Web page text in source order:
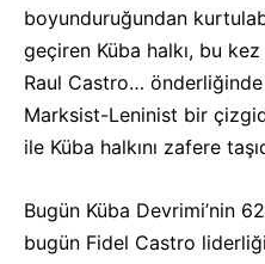
boyunduruğundan
geçiren Küba halkı, bu
Raul Castro…
Marksist-Leninist bir
ile Küba halkını zafere
Bugün Küba Devrimi’nin
bugün Fidel Castro